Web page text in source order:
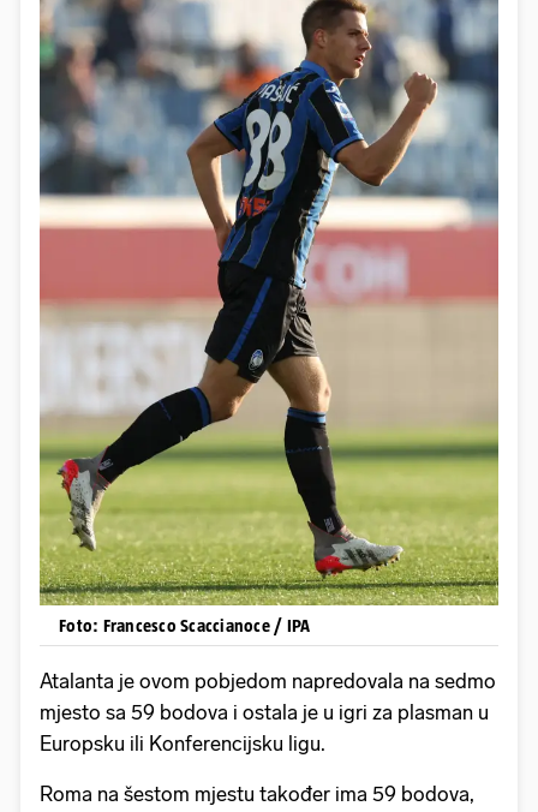
Foto: Francesco Scaccianoce / IPA
Atalanta je ovom pobjedom napredovala na sedmo
mjesto sa 59 bodova i ostala je u igri za plasman u
Europsku ili Konferencijsku ligu.
Roma na šestom mjestu također ima 59 bodova,